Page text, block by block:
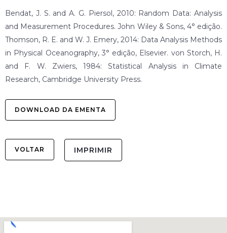
Bendat, J. S. and A. G. Piersol, 2010: Random Data: Analysis
and Measurement Procedures. John Wiley & Sons, 4° edição.
Thomson, R. E. and W. J. Emery, 2014: Data Analysis Methods
in Physical Oceanography, 3° edição, Elsevier. von Storch, H.
and F. W. Zwiers, 1984: Statistical Analysis in Climate
Research, Cambridge University Press.
DOWNLOAD DA EMENTA
VOLTAR IMPRIMIR